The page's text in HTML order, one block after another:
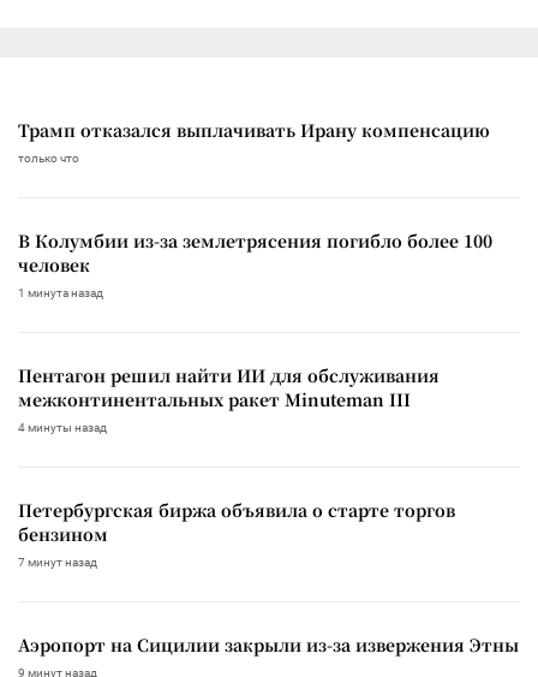
Трамп отказался выплачивать Ирану компенсацию
только что
В Колумбии из-за землетрясения погибло более 100
человек
1 минута назад
Пентагон решил найти ИИ для обслуживания
межконтинентальных ракет Minuteman III
4 минуты назад
Петербургская биржа объявила о старте торгов
бензином
7 минут назад
Аэропорт на Сицилии закрыли из-за извержения Этны
9 минут назад